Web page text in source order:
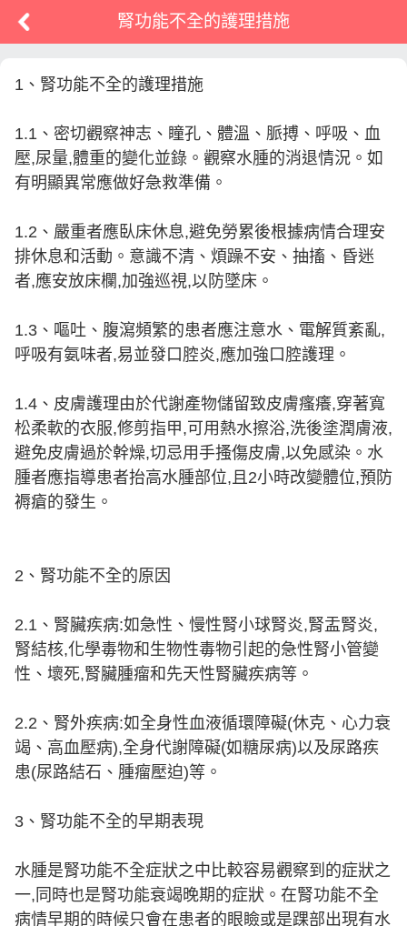
腎功能不全的護理措施
1、腎功能不全的護理措施
1.1、密切觀察神志、瞳孔、體溫、脈搏、呼吸、血
壓,尿量,體重的變化並錄。觀察水腫的消退情況。如
有明顯異常應做好急救準備。
1.2、嚴重者應臥床休息,避免勞累後根據病情合理安
排休息和活動。意識不清、煩躁不安、抽搐、昏迷
者,應安放床欄,加強巡視,以防墜床。
1.3、嘔吐、腹瀉頻繁的患者應注意水、電解質紊亂,
呼吸有氨味者,易並發口腔炎,應加強口腔護理。
1.4、皮膚護理由於代謝產物儲留致皮膚瘙癢,穿著寬
松柔軟的衣服,修剪指甲,可用熱水擦浴,洗後塗潤膚液,
避免皮膚過於幹燥,切忌用手搔傷皮膚,以免感染。水
腫者應指導患者抬高水腫部位,且2小時改變體位,預防
褥瘡的發生。
2、腎功能不全的原因
2.1、腎臟疾病:如急性、慢性腎小球腎炎,腎盂腎炎,
腎結核,化學毒物和生物性毒物引起的急性腎小管變
性、壞死,腎臟腫瘤和先天性腎臟疾病等。
2.2、腎外疾病:如全身性血液循環障礙(休克、心力衰
竭、高血壓病),全身代謝障礙(如糖尿病)以及尿路疾
患(尿路結石、腫瘤壓迫)等。
3、腎功能不全的早期表現
水腫是腎功能不全症狀之中比較容易觀察到的症狀之
一,同時也是腎功能衰竭晚期的症狀。在腎功能不全
病情早期的時候只會在患者的眼瞼或是踝部出現有水